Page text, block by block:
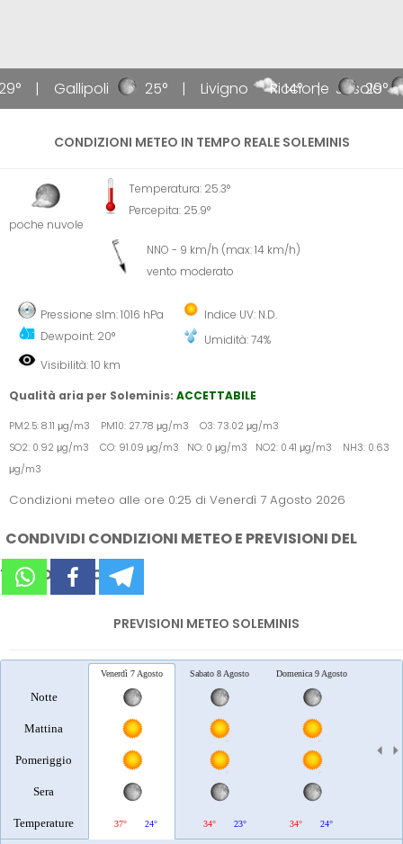
Gallipoli 25° Livigno 14° Jesolo
Riccione 29°
CONDIZIONI METEO IN TEMPO REALE SOLEMINIS
poche nuvole
Temperatura: 25.3°
Percepita: 25.9°
NNO - 9 km/h (max: 14 km/h)
vento moderato
Pressione slm: 1016 hPa
Dewpoint: 20°
Indice UV: N.D.
Umidità: 74%
Visibilità: 10 km
Qualità aria per Soleminis: ACCETTABILE
PM2.5: 8.11 μg/m3 PM10: 27.78 μg/m3 O3: 73.02 μg/m3
SO2: 0.92 μg/m3 CO: 91.09 μg/m3 NO: 0 μg/m3 NO2: 0.41 μg/m3 NH3: 0.63
μg/m3
Condizioni meteo alle ore 0:25 di Venerdì 7 Agosto 2026
CONDIVIDI CONDIZIONI METEO E PREVISIONI DEL
TEMPO SUI SOCIAL
PREVISIONI METEO SOLEMINIS
Notte
Mattina
Pomeriggio
Sera
Temperature
Venerdì 7 Agosto
37° 24°
Sabato 8 Agosto
34° 23°
Domenica 9 Agosto
34° 24°